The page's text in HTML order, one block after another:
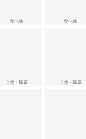
食べ物
自然・風景
食べ物
自然・風景